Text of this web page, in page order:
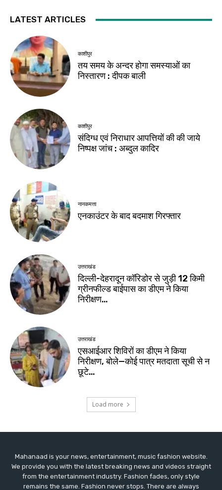
Mahanaad is your news, entertainment, music fashion website.
We provide you with the latest breaking news and videos straight
from the entertainment industry. Fashion fades, only style
remains the same. Fashion never stops. There are always